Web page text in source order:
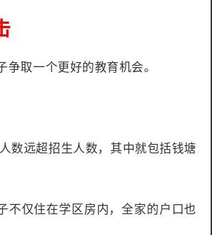
取一个更好的教育机会。
数远超招生人数，其中就包括钱塘
仅住在学区房内，全家的户口也